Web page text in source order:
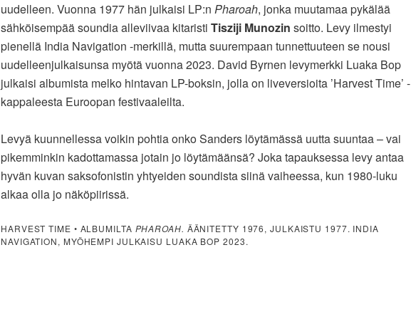
uudelleen. Vuonna 1977 hän julkaisi LP:n Pharoah, jonka muutamaa pykälää
sähköisempää soundia alleviivaa kitaristi Tisziji Munozin soitto. Levy ilmestyi
pienellä India Navigation -merkillä, mutta suurempaan tunnettuuteen se nousi
uudelleenjulkaisunsa myötä vuonna 2023. David Byrnen levymerkki Luaka Bop
julkaisi albumista melko hintavan LP-boksin, jolla on liveversioita ’Harvest Time’ -
kappaleesta Euroopan festivaaleilta.
Levyä kuunnellessa voikin pohtia onko Sanders löytämässä uutta suuntaa – vai
pikemminkin kadottamassa jotain jo löytämäänsä? Joka tapauksessa levy antaa
hyvän kuvan saksofonistin yhtyeiden soundista siinä vaiheessa, kun 1980-luku
alkaa olla jo näköpiirissä.
HARVEST TIME • ALBUMILTA PHAROAH. ÄÄNITETTY 1976, JULKAISTU 1977. INDIA
NAVIGATION, MYÖHEMPI JULKAISU LUAKA BOP 2023.